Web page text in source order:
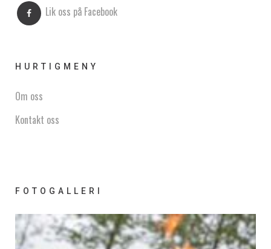
Lik oss på Facebook
HURTIGMENY
Om oss
Kontakt oss
FOTOGALLERI